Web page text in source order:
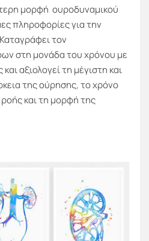
μορφή ουροδυναμικού
πληροφορίες για την
τον
στη μονάδα του χρόνου με
αξιολογεί τη μέγιστη και
της ούρησης, το χρόνο
και τη μορφή της